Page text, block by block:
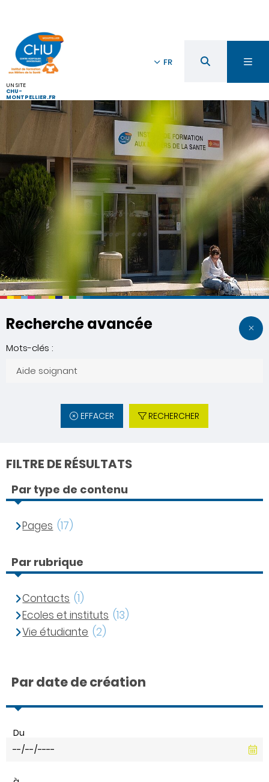
UN SITE
CHU-
MONTPELLIER.FR
FR
Recherche avancée
Mots-clés :
EFFACER RECHERCHER
FILTRE DE RÉSULTATS
Par type de contenu
Pages (17)
Par rubrique
Contacts (1)
Ecoles et instituts (13)
Vie étudiante (2)
Par date de création
Du